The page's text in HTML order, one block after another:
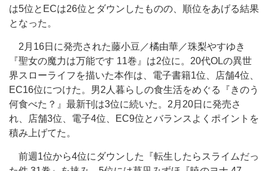
は5位とECは26位とダウンしたものの、順位をあげる結果
となった。
2月16日に発売された藤小豆／橘由華／珠梨やすゆき
『聖女の魔力は万能です 11巻』は2位に。20代OLの異世
界スローライフを描いた本作は、電子書籍1位、店舗4位、
EC16位につけた。男2人暮らしの食生活をめぐる『きのう
何食べた？』最新刊は3位に続いた。2月20日に発売さ
れ、店舗3位、電子4位、EC9位とバランスよくポイントを
積み上げてた。
前週1位から4位にダウンした『転生したらスライムだっ